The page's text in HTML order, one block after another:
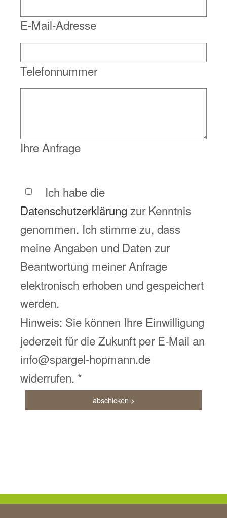
E-Mail-Adresse
Telefonnummer
Ihre Anfrage
Ich habe die
Datenschutzerklärung zur Kenntnis
genommen. Ich stimme zu, dass
meine Angaben und Daten zur
Beantwortung meiner Anfrage
elektronisch erhoben und gespeichert
werden.
Hinweis: Sie können Ihre Einwilligung
jederzeit für die Zukunft per E-Mail an
info@spargel-hopmann.de
widerrufen. *